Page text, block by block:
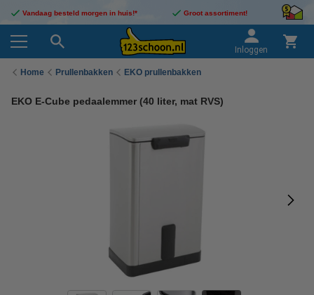
Vandaag besteld morgen in huis!* Groot assortiment!
Inloggen
Home Prullenbakken EKO prullenbakken
EKO E-Cube pedaalemmer (40 liter, mat RVS)